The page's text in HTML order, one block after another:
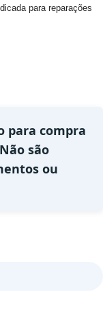
para reparações
para compra
são
ou